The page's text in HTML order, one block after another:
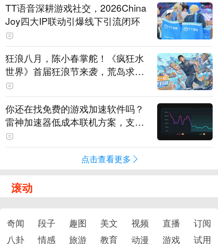
TT语音深耕游戏社交，2026China
Joy四大IP联动引爆线下引流闭环
狂浪八月，陈小春掌舵！《疯狂水
世界》首届狂浪节来袭，荒岛求生
直播即将开启
你还在找免费的游戏加速软件吗？
雷神加速器低成本联机方案，支持
免费试用
点击查看更多
滚动
奇闻 段子 趣图 美文 视频 直播
订阅
八卦
情感 旅游 教育 动漫 游戏 试用